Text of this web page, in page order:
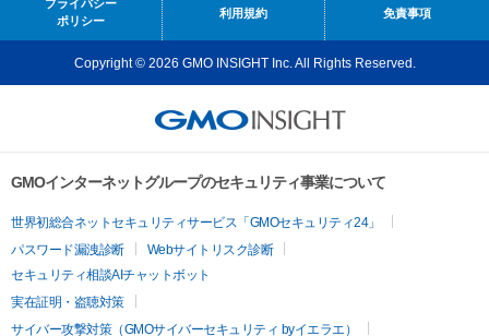
プライバシー
ポリシー
利用規約 免責事項
Copyright © 2026 GMO INSIGHT Inc. All Rights Reserved.
GMOインターネットグループのセキュリティ事業について
世界初総合ネットセキュリティサービス「GMOセキュリティ24」
パスワード漏洩診断
Webサイトリスク診断
セキュリティ相談AIチャットボット
実在証明・盗聴対策
サイバー攻撃対策（GMOサイバーセキュリティ byイエラエ）